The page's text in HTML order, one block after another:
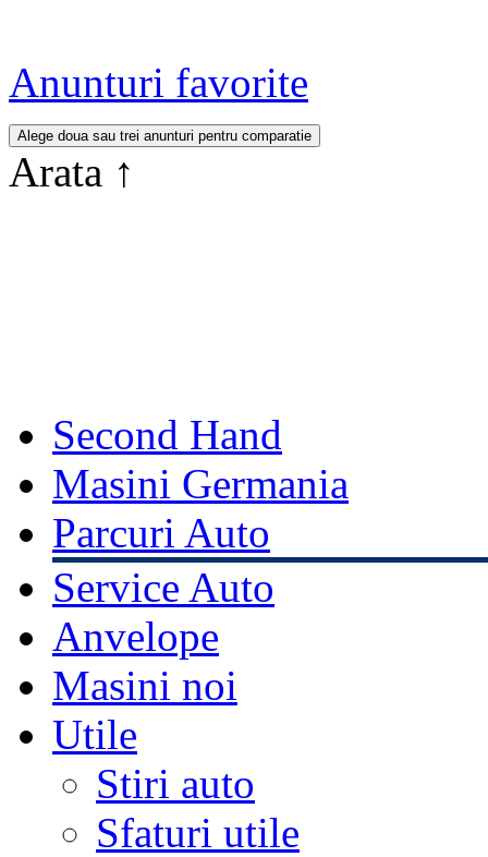
Anunturi favorite
Arata ↑
Second Hand
Masini Germania
Parcuri Auto
Service Auto
Anvelope
Masini noi
Utile
Stiri auto
Sfaturi utile